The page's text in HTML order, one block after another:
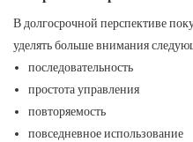
В долгосрочной перспективе
уделять больше внимания
последовательность
простота управления
повторяемость
повседневное использование